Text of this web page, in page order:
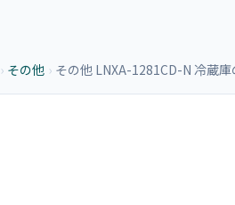
› その他 › その他 LNXA-1281CD-N 冷蔵